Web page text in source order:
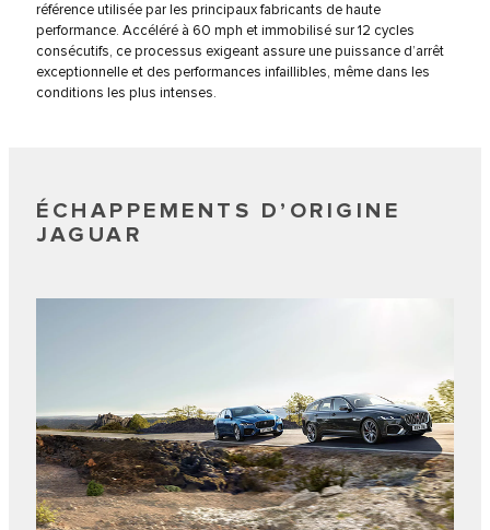
référence utilisée par les principaux fabricants de haute
performance. Accéléré à 60 mph et immobilisé sur 12 cycles
consécutifs, ce processus exigeant assure une puissance d’arrêt
exceptionnelle et des performances infaillibles, même dans les
conditions les plus intenses.
ÉCHAPPEMENTS D’ORIGINE
JAGUAR